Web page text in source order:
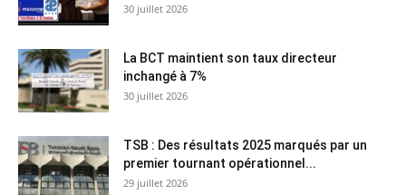
30 juillet 2026
La BCT maintient son taux directeur
inchangé à 7%
30 juillet 2026
TSB : Des résultats 2025 marqués par un
premier tournant opérationnel...
29 juillet 2026